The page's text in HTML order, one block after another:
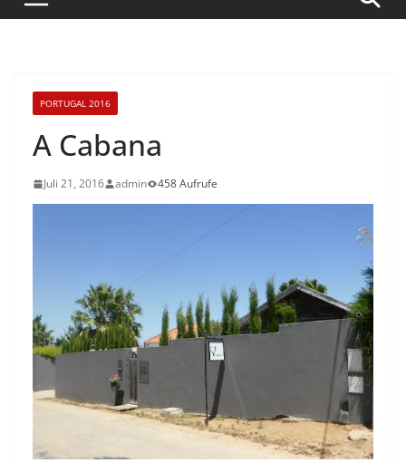
PORTUGAL 2016
A Cabana
Juli 21, 2016 admin 458 Aufrufe